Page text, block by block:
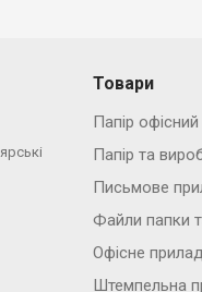
Товари
Папір офісний
Папір та
Письмове
Файли папки
Офісне
Штемпельна